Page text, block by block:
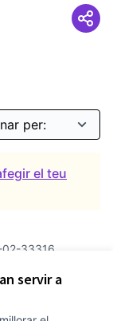
servir a
el teu
02-33316